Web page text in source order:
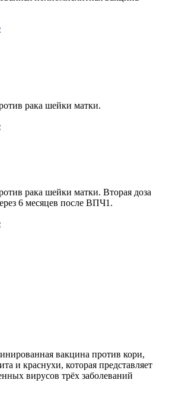
рака шейки матки.
рака шейки матки. Вторая доза
6 месяцев после ВПЧ1.
вакцина против кори,
и краснухи, которая представляет
вирусов трёх заболеваний